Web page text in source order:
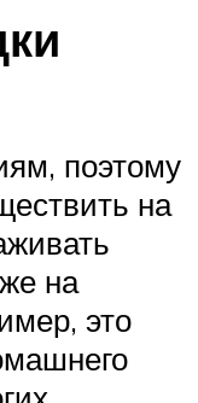
поэтому
на
на
это